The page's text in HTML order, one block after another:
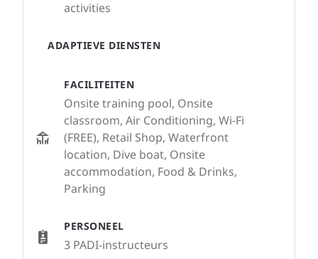
activities
ADAPTIEVE DIENSTEN
FACILITEITEN
Onsite training pool, Onsite
classroom, Air Conditioning, Wi-Fi
(FREE), Retail Shop, Waterfront
location, Dive boat, Onsite
accommodation, Food & Drinks,
Parking
PERSONEEL
3 PADI-instructeurs